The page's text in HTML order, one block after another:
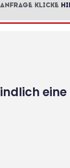
klicke